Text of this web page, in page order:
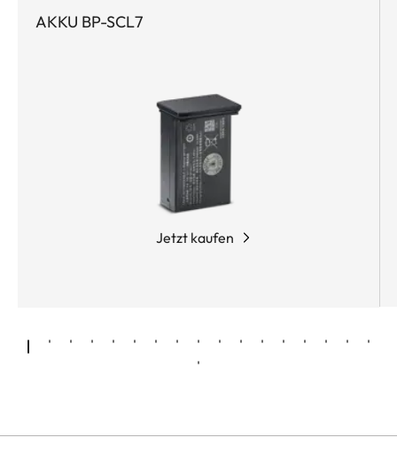
AKKU BP-SCL7
Jetzt kaufen